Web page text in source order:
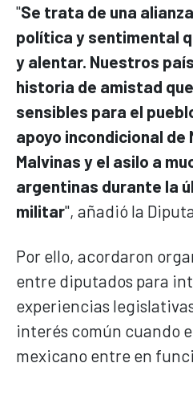
"Se trata de una
política y sentimental
y alentar. Nuestros
historia de amistad
sensibles para el
apoyo incondicional de
Malvinas y el asilo a
argentinas durante la
militar", añadió la
Por ello, acordaron
entre diputados para
experiencias
interés común cuando
mexicano entre en